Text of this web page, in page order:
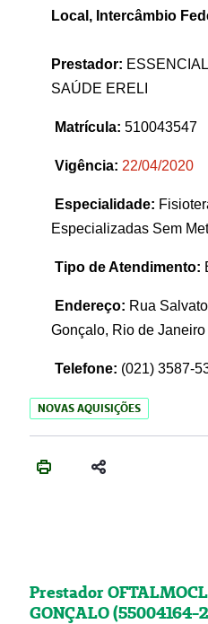
Local, Intercâmbio
Prestador:
SAÚDE ERELI
Matrícula: 510043547
Vigência: 22/04/2020
Especialidade:
Especializadas Sem
Tipo de Atendimento:
Endereço: Rua
Gonçalo, Rio de
Telefone: (021) 3587-
NOVAS AQUISIÇÕES
Prestador
GONÇALO (55004164-